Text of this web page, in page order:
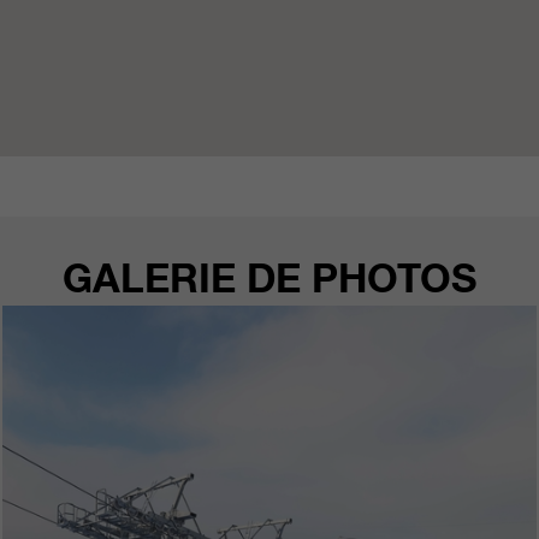
GALERIE DE PHOTOS